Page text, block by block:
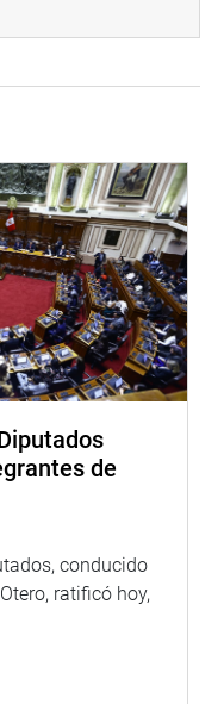
la defensa,
forma amplia y
de
conducido
ratificó hoy,